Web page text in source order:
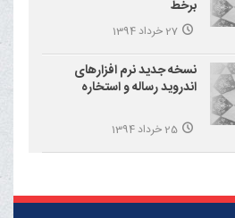
برخط
27 خرداد 1394
نسخه جدید نرم افزارهای
اندروید رساله و استخاره
25 خرداد 1394